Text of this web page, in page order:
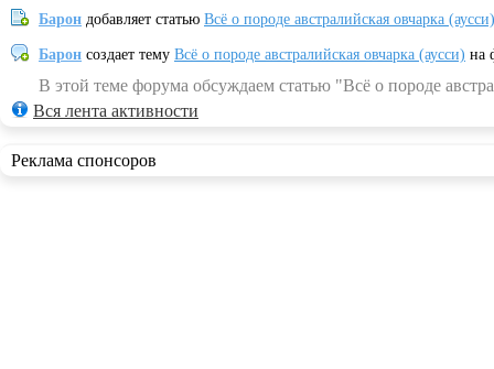
Барон добавляет статью Всё о породе австралийская овчарка (аусси)
Барон создает тему Всё о породе австралийская овчарка (аусси) на
В этой теме форума обсуждаем статью "Всё о породе
Вся лента активности
Реклама спонсоров